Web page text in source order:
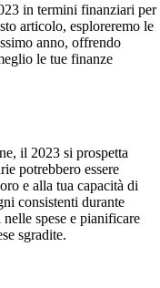
in termini finanziari per
articolo, esploreremo le
anno, offrendo
le tue finanze
il 2023 si prospetta
potrebbero essere
e alla tua capacità di
consistenti durante
spese e pianificare
sgradite.